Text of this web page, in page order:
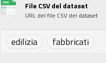
File CSV del dataset
URL del file CSV del dataset
edilizia fabbricati